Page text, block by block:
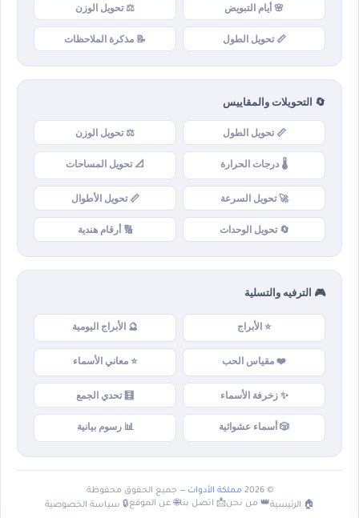
🌸 أيام التبويض ⚖️ تحويل الوزن
📏 تحويل الطول 📝 مذكرة الملاحظات
🔄 التحويلات والمقاييس
📏 تحويل الطول ⚖️ تحويل الوزن
🌡️ درجات الحرارة 📐 تحويل المساحات
🚀 تحويل السرعة 📏 تحويل الأطوال
🔄 تحويل الوحدات 🔢 أرقام هندية
🎮 الترفيه والتسلية
⭐ الأبراج 🔮 الأبراج اليومية
❤️ مقياس الحب ⭐ معاني الأسماء
✨ زخرفة الأسماء 🧮 تحدي الجمع
🎲 أسماء عشوائية 📊 رسوم بيانية
© 2026 مملكة الأدوات — جميع الحقوق محفوظة
🏠 الرئيسية👑 من نحن📩 اتصل بنا🌐 عن الموقع🔒 سياسة الخصوصية